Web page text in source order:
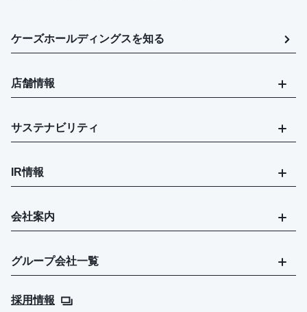
ケーズホールディングスを知る
店舗情報
サステナビリティ
IR情報
会社案内
グループ会社一覧
採用情報